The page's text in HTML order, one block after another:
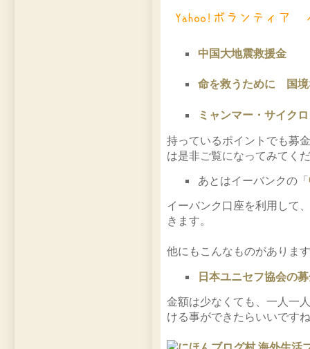
中国大地震救援金
命を救うために 国境
ミャンマー・サイク
持っているポイントでも募
は是非ご覧になってみてく
あとはイーバンクの「
イーバンク口座を利用して
きます。
他にもこんなものがありま
日本ユニセフ協会の
金額は少なくても、一人一
ける事ができたらいいです